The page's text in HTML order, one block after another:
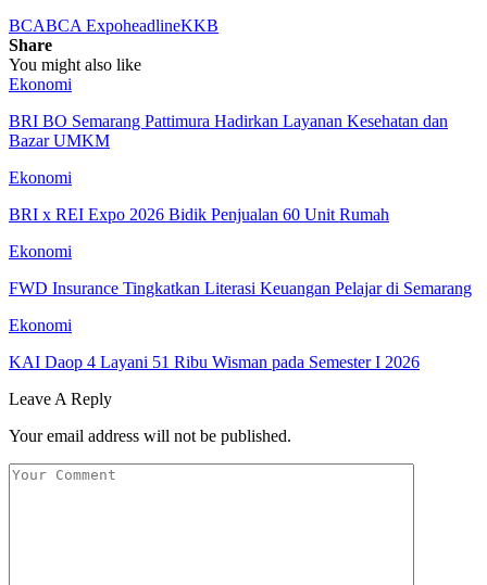
BCABCA ExpoheadlineKKB
Share
You might also like
Ekonomi
BRI BO Semarang Pattimura Hadirkan Layanan Kesehatan dan
Bazar UMKM
Ekonomi
BRI x REI Expo 2026 Bidik Penjualan 60 Unit Rumah
Ekonomi
FWD Insurance Tingkatkan Literasi Keuangan Pelajar di Semarang
Ekonomi
KAI Daop 4 Layani 51 Ribu Wisman pada Semester I 2026
Leave A Reply
Your email address will not be published.